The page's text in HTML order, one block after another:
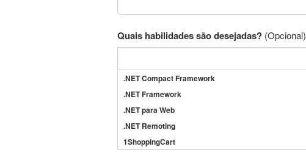
Quais habilidades são desejadas? (Opcional)
.NET Compact Framework
.NET Framework
.NET para Web
.NET Remoting
1ShoppingCart